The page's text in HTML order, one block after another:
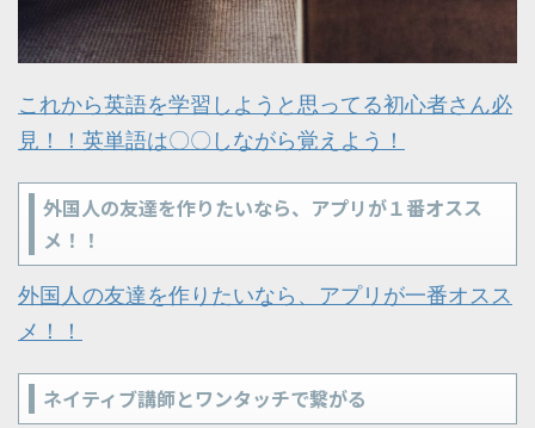
これから英語を学習しようと思ってる初心者さん必
見！！英単語は〇〇しながら覚えよう！
外国人の友達を作りたいなら、アプリが１番オスス
メ！！
外国人の友達を作りたいなら、アプリが一番オスス
メ！！
ネイティブ講師とワンタッチで繋がる